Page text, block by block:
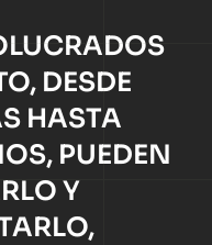
DESDE
HASTA
PUEDEN
Y